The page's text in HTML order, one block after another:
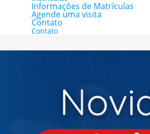
Informações de Matrículas
Agende uma visita
Contato
Contato